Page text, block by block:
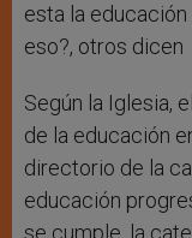
esta la
eso?, otros
Según la Iglesia,
de la educación
directorio de la
educación
se cumple, la